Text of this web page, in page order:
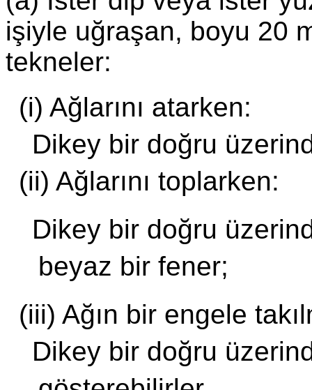
işiyle uğraşan, boyu 20
tekneler:
(i) Ağlarını atarken:
Dikey bir doğru
(ii) Ağlarını toplarken:
Dikey bir doğru
beyaz bir fener;
(iii) Ağın bir engele
Dikey bir doğru